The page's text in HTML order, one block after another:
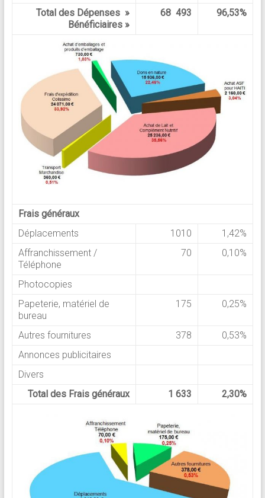
Total des Dépenses »
Bénéficiaires »
68 493 96,53%
Frais généraux
Déplacements
1010
1,42%
Affranchissement /
Téléphone
70 0,10%
Photocopies
Papeterie, matériel de
bureau
175 0,25%
Autres fournitures 378
0,53%
Annonces publicitaires
Divers
Total des Frais généraux
1 633 2,30%